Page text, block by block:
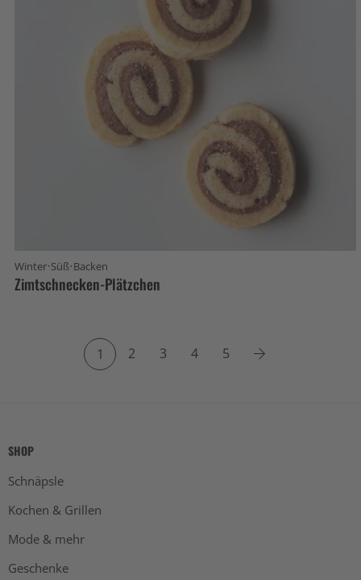
Winter·Süß·Backen
Zimtschnecken-Plätzchen
1 2 3 4 5
SHOP
Schnäpsle
Kochen & Grillen
Mode & mehr
Geschenke